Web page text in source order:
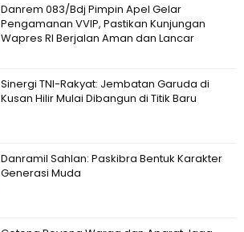
Danrem 083/Bdj Pimpin Apel Gelar
Pengamanan VVIP, Pastikan Kunjungan
Wapres RI Berjalan Aman dan Lancar
Sinergi TNI-Rakyat: Jembatan Garuda di
Kusan Hilir Mulai Dibangun di Titik Baru
Danramil Sahlan: Paskibra Bentuk Karakter
Generasi Muda